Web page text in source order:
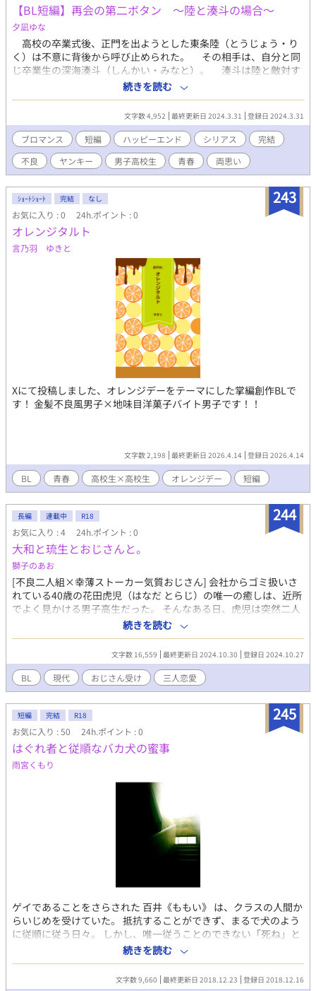
【BL短編】再会の第二ボタン 〜陸と湊斗の場合〜
夕凪ゆな
高校の卒業式後、正門を出ようとした東条陸（とうじょう・り
く）は不意に背後から呼び止められた。 その相手は、自分と同
じ卒業生の深海湊斗（しんかい・みなと）。 湊斗は陸と敵対す
る校内不良グループのリーダーである。 そんな相手から呼び止
められるなんて、面倒くさいことこの上ない。 そう思った陸が
湊斗から言われた言葉は、案の定――？
続きを読む
文字数 4,952 最終更新日 2024.3.31 登録日 2024.3.31
ブロマンス 短編 ハッピーエンド シリアス
完結
不良
ヤンキー 男子高校生 青春 両思い
243
ｼｮｰﾄｼｮｰﾄ 完結 なし
お気に入り : 0 24h.ポイント : 0
オレンジタルト
言乃羽 ゆきと
Xにて投稿しました、オレンジデーをテーマにした掌編創作BLで
す！ 金髪不良風男子×地味目洋菓子バイト男子です！！
文字数 2,198 最終更新日 2026.4.14 登録日 2026.4.14
BL 青春 高校生×高校生 オレンジデー 短編
244
長編 連載中 R18
お気に入り : 4 24h.ポイント : 0
大和と琉生とおじさんと。
獅子のあお
[不良二人組×幸薄ストーカー気質おじさん] 会社からゴミ扱いさ
れている40歳の花田虎児（はなだ とらじ）の唯一の癒しは、近所
でよく見かける男子高生だった。 そんなある日、虎児は突然二人
組の不良に絡まれてしまい、その二人がいつも目で追っていた男
子高生だと知る事になる。 ストーカーだと嫌悪され、暴力を受け
陵辱されてしまう虎児だったが……。 ※未成年者の飲酒、喫煙シ
ーン等がございますが法律で禁止されています。推奨する意図は
ございません。
続きを読む
文字数 16,559 最終更新日 2024.10.30 登録日 2024.10.27
BL 現代 おじさん受け 三人恋愛
245
短編 完結 R18
お気に入り : 50 24h.ポイント : 0
はぐれ者と従順なバカ犬の蜜事
雨宮くもり
ゲイであることをさらされた 百井《ももい》 は、クラスの人間か
らいじめを受けていた。 抵抗することができず、まるで犬のよう
に従順に従う日々。 しかし、唯一従うことのできない「死ね」と
いう命令に葛藤する。屋上へ向かうも、最後の勇気が出ずに引き
返していた。 そんななか、突然話しかけてきた不良の 関口聖《せ
きぐち きよ》 に、「どーせ死ぬならヤらせろ」と迫られてしまう
──。
続きを読む
文字数 9,660 最終更新日 2018.12.23 登録日 2018.12.16